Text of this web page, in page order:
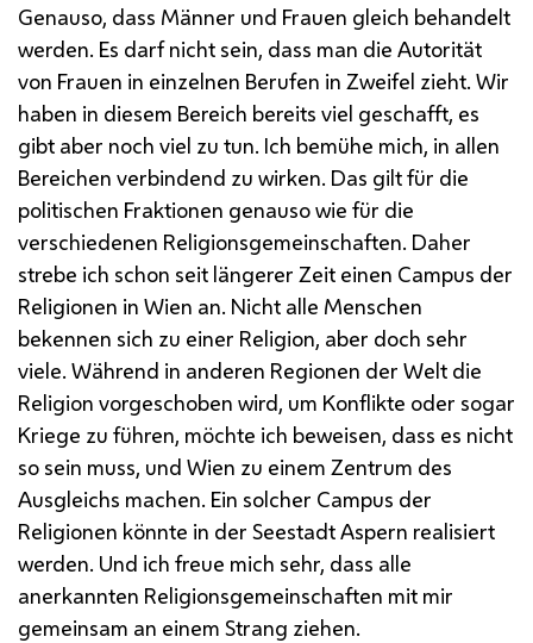
Genauso, dass Männer und Frauen gleich behandelt
werden. Es darf nicht sein, dass man die Autorität
von Frauen in einzelnen Berufen in Zweifel zieht. Wir
haben in diesem Bereich bereits viel geschafft, es
gibt aber noch viel zu tun. Ich bemühe mich, in allen
Bereichen verbindend zu wirken. Das gilt für die
politischen Fraktionen genauso wie für die
verschiedenen Religionsgemeinschaften. Daher
strebe ich schon seit längerer Zeit einen Campus der
Religionen in Wien an. Nicht alle Menschen
bekennen sich zu einer Religion, aber doch sehr
viele. Während in anderen Regionen der Welt die
Religion vorgeschoben wird, um Konflikte oder sogar
Kriege zu führen, möchte ich beweisen, dass es nicht
so sein muss, und Wien zu einem Zentrum des
Ausgleichs machen. Ein solcher Campus der
Religionen könnte in der Seestadt Aspern realisiert
werden. Und ich freue mich sehr, dass alle
anerkannten Religionsgemeinschaften mit mir
gemeinsam an einem Strang ziehen.